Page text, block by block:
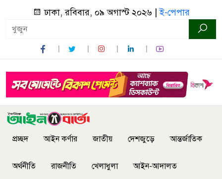
ঢাকা, রবিবার, ০৯ অগাস্ট ২০২৬ |ই-পেপার
প্রচ্ছদ আইন কর্ণার জাতীয় দেশজুড়ে আন্তর্জাতিক
অর্থনীতি রাজনীতি খেলাধুলা আইন-আদালত